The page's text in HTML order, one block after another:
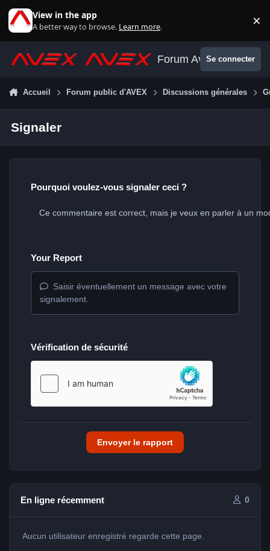
View in the app
A better way to browse. Learn more. ×
Forum AvexSe connecter
Accueil Forum public d'AVEX Discussions générales
Signaler
Pourquoi voulez-vous signaler ceci ?
Your Report
Saisir éventuellement un message avec votre
signalement.
Vérification de sécurité
Envoyer le rapport
En ligne récemment 0
Aucun utilisateur enregistré regarde cette page.